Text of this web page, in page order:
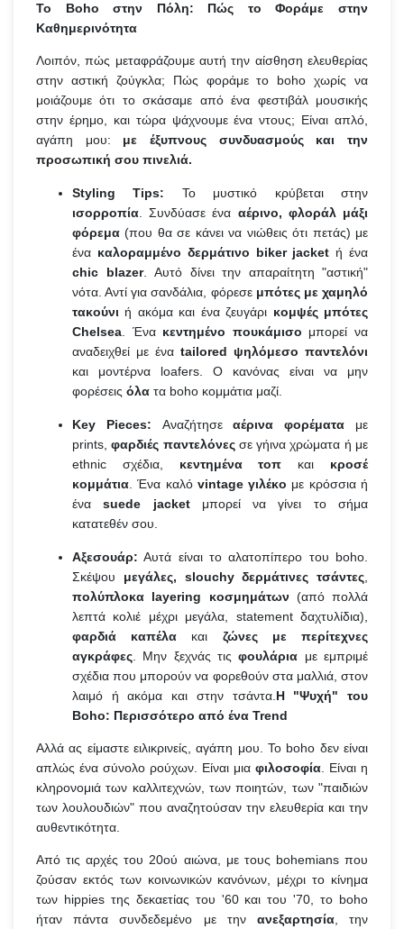
Το Boho στην Πόλη: Πώς το Φοράμε στην
Καθημερινότητα
Λοιπόν, πώς μεταφράζουμε αυτή την αίσθηση ελευθερίας
στην αστική ζούγκλα; Πώς φοράμε το boho χωρίς να
μοιάζουμε ότι το σκάσαμε από ένα φεστιβάλ μουσικής
στην έρημο, και τώρα ψάχνουμε ένα ντους; Είναι απλό,
αγάπη μου: με έξυπνους συνδυασμούς και την
προσωπική σου πινελιά.
Styling Tips: Το μυστικό κρύβεται στην
ισορροπία . Συνδύασε ένα αέρινο, φλοράλ μάξι
φόρεμα (που θα σε κάνει να νιώθεις ότι πετάς) με
ένα καλοραμμένο δερμάτινο biker jacket ή ένα
chic blazer. Αυτό δίνει την απαραίτητη "αστική"
νότα. Αντί για σανδάλια, φόρεσε μπότες με χαμηλό
τακούνι ή ακόμα και ένα ζευγάρι κομψές μπότες
Chelsea . Ένα κεντημένο πουκάμισο μπορεί να
αναδειχθεί με ένα tailored ψηλόμεσο παντελόνι
και μοντέρνα loafers. Ο κανόνας είναι να μην
φορέσεις όλα τα boho κομμάτια μαζί.
Key Pieces: Αναζήτησεαέρινα φορέματα με
prints,φαρδιές παντελόνεςσε γήινα χρώματα ή με
ethnic σχέδια, κεντημένα τοπ και κροσέ
κομμάτια . Ένα καλό vintage γιλέκο με κρόσσια ή
έναsuede jacketμπορεί να γίνει το σήμα
κατατεθέν σου.
Αξεσουάρ: Αυτά είναι το αλατοπίπερο του boho.
Σκέψου μεγάλες, slouchy δερμάτινες τσάντες
πολύπλοκα layering κοσμημάτων(από πολλά
λεπτά κολιέ μέχρι μεγάλα, statement δαχτυλίδια),
φαρδιά καπέλα και ζώνες με περίτεχνες
αγκράφες . Μην ξεχνάς τιςφουλάρια με εμπριμέ
σχέδια που μπορούν να φορεθούν στα μαλλιά, στον
λαιμό ή ακόμα και στην τσάντα. Η "Ψυχή" του
Boho: Περισσότερο από ένα Trend
Αλλά ας είμαστε ειλικρινείς, αγάπη μου. Το boho δεν είναι
απλώς ένα σύνολο ρούχων. Είναι μια φιλοσοφία . Είναι η
κληρονομιά των καλλιτεχνών, των ποιητών, των "παιδιών
των λουλουδιών" που αναζητούσαν την ελευθερία και την
αυθεντικότητα.
Από τις αρχές του 20ού αιώνα, με τους bohemians που
ζούσαν εκτός των κοινωνικών κανόνων, μέχρι το κίνημα
των hippies της δεκαετίας του '60 και του '70, το boho
ήταν πάντα συνδεδεμένο με την ανεξαρτησία, την